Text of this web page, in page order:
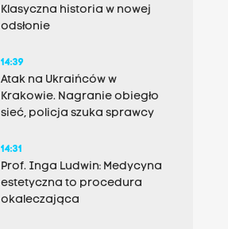
Klasyczna historia w nowej
odsłonie
14:39
Atak na Ukraińców w
Krakowie. Nagranie obiegło
sieć, policja szuka sprawcy
14:31
Prof. Inga Ludwin: Medycyna
estetyczna to procedura
okaleczająca